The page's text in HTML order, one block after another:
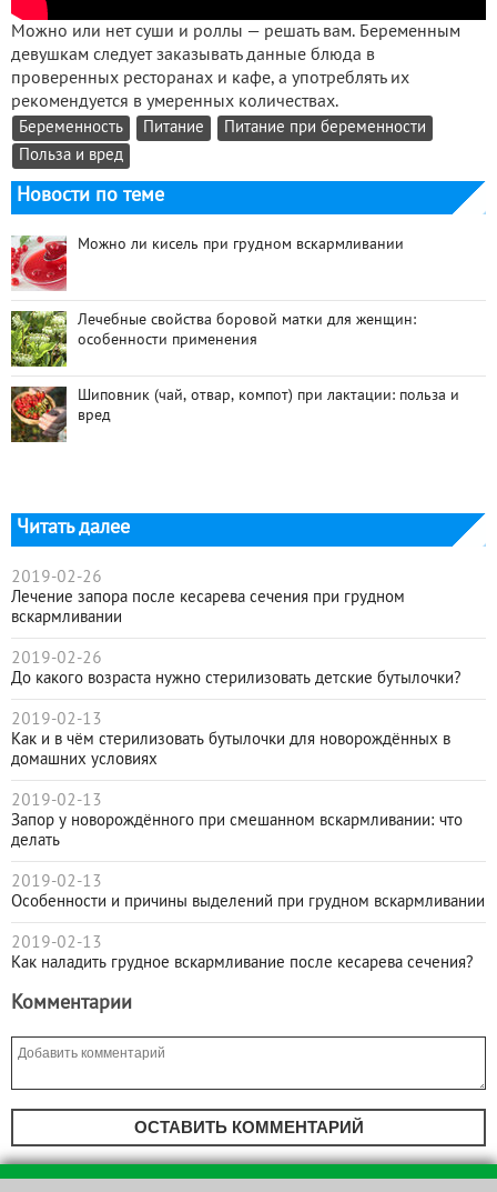
Можно или нет суши и роллы — решать вам. Беременным
девушкам следует заказывать данные блюда в
проверенных ресторанах и кафе, а употреблять их
рекомендуется в умеренных количествах.
Беременность Питание
Питание при беременности
Польза и вред
Новости по теме
Можно ли кисель при грудном вскармливании
Лечебные свойства боровой матки для женщин:
особенности применения
Шиповник (чай, отвар, компот) при лактации: польза и
вред
Читать далее
2019-02-26
Лечение запора после кесарева сечения при грудном
вскармливании
2019-02-26
До какого возраста нужно стерилизовать детские бутылочки?
2019-02-13
Как и в чём стерилизовать бутылочки для новорождённых в
домашних условиях
2019-02-13
Запор у новорождённого при смешанном вскармливании: что
делать
2019-02-13
Особенности и причины выделений при грудном вскармливании
2019-02-13
Как наладить грудное вскармливание после кесарева сечения?
Комментарии
ОСТАВИТЬ КОММЕНТАРИЙ